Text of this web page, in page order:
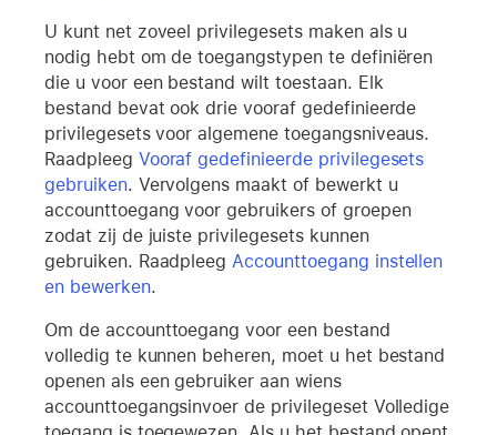
U kunt net zoveel privilegesets maken als u
nodig hebt om de toegangstypen te definiëren
die u voor een bestand wilt toestaan. Elk
bestand bevat ook drie vooraf gedefinieerde
privilegesets voor algemene toegangsniveaus.
Raadpleeg Vooraf gedefinieerde privilegesets
gebruiken. Vervolgens maakt of bewerkt u
accounttoegang voor gebruikers of groepen
zodat zij de juiste privilegesets kunnen
gebruiken. RaadpleegAccounttoegang instellen
en bewerken.
Om de accounttoegang voor een bestand
volledig te kunnen beheren, moet u het bestand
openen als een gebruiker aan wiens
accounttoegangsinvoer de privilegeset Volledige